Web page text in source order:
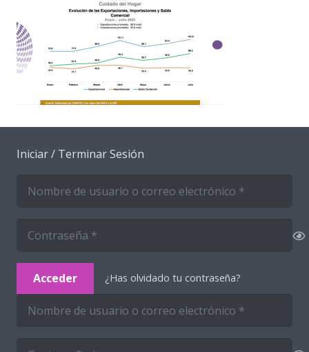
Iniciar / Terminar Sesión
Acceder ¿Has olvidado tu contraseña?